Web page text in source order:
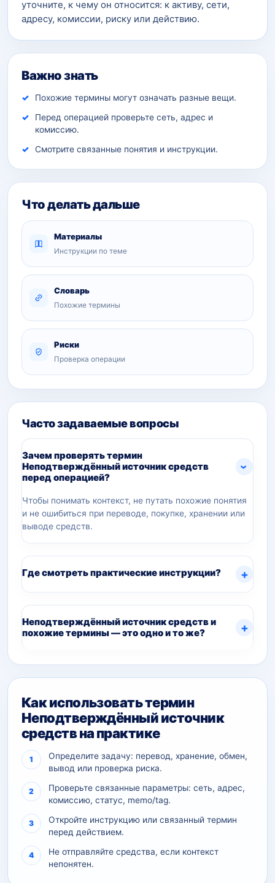
уточните, к чему он относится: к активу, сети,
адресу, комиссии, риску или действию.
Важно знать
Похожие термины могут означать разные вещи.
Перед операцией проверьте сеть, адрес и
комиссию.
Смотрите связанные понятия и инструкции.
Что делать дальше
Материалы
Инструкции по теме
Словарь
Похожие термины
Риски
Проверка операции
Часто задаваемые вопросы
Зачем проверять термин
Неподтверждённый источник средств
перед операцией?
Чтобы понимать контекст, не путать похожие понятия
и не ошибиться при переводе, покупке, хранении или
выводе средств.
Где смотреть практические инструкции?
Неподтверждённый источник средств и
похожие термины — это одно и то же?
Как использовать термин
Неподтверждённый источник
средств на практике
Определите задачу: перевод, хранение, обмен,
вывод или проверка риска.
Проверьте связанные параметры: сеть, адрес,
комиссию, статус, memo/tag.
Откройте инструкцию или связанный термин
перед действием.
Не отправляйте средства, если контекст
непонятен.